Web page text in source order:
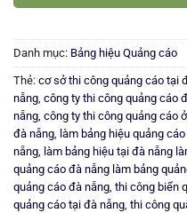
Danh mục: Bảng hiệu Quảng cáo
Thẻ: cơ sở thi công quảng cáo tại
nẵng, công ty thi công quảng cáo
nẵng, công ty thi công quảng cáo
đà nẵng, làm bảng hiệu quảng
nẵng, làm bảng hiệu tại đà nẵng
quảng cáo đà nẵng làm bảng
quảng cáo đà nẵng, thi công biển
quảng cáo tại đà nẵng, thi công